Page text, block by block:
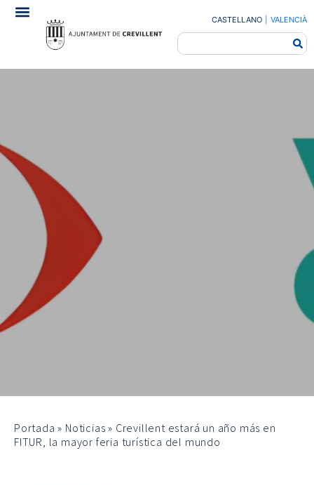
CASTELLANO VALENCIÀ
Portada » Noticias » Crevillent estará un año más en
FITUR, la mayor feria turística del mundo